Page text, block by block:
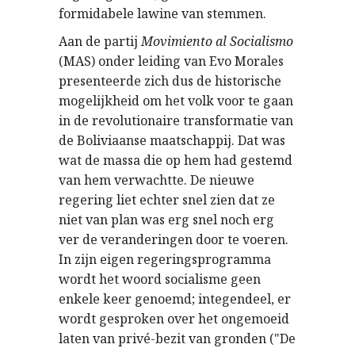
formidabele lawine van stemmen.
Aan de partijMovimiento al Socialismo
(MAS) onder leiding van Evo Morales
presenteerde zich dus de historische
mogelijkheid om het volk voor te gaan
in de revolutionaire transformatie van
de Boliviaanse maatschappij. Dat was
wat de massa die op hem had gestemd
van hem verwachtte. De nieuwe
regering liet echter snel zien dat ze
niet van plan was erg snel noch erg
ver de veranderingen door te voeren.
In zijn eigen regeringsprogramma
wordt het woord socialisme geen
enkele keer genoemd; integendeel, er
wordt gesproken over het ongemoeid
laten van privé-bezit van gronden ("De